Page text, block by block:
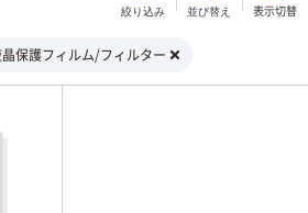
絞り込み 並び替え 表示切替
保護フィルム/フィルター